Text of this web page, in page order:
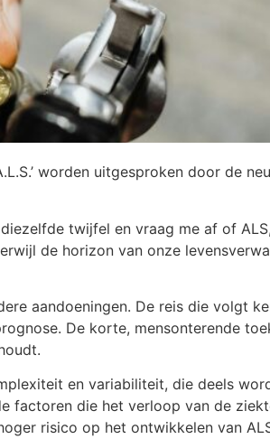
worden uitgesproken door de
twijfel en vraag me af of
de horizon van onze
aandoeningen. De reis die volgt
De korte, mensonterende
en variabiliteit, die deels
factoren die het verloop van de
risico op het ontwikkelen van